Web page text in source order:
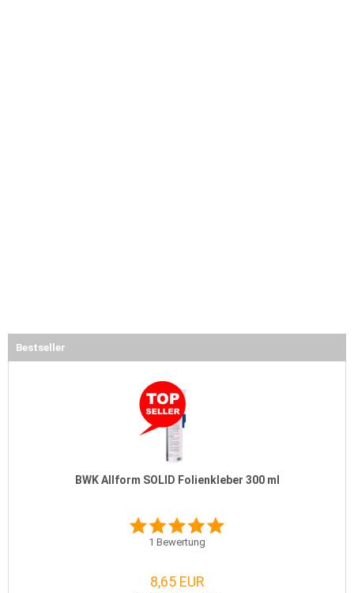
Bestseller
BWK Allform SOLID Folienkleber 300 ml
1 Bewertung
8,65 EUR